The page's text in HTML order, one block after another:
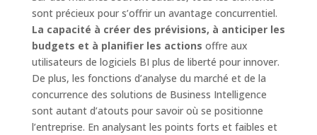
sont précieux pour s’offrir un avantage concurrentiel.
La capacité à créer des prévisions, à anticiper les
budgets et à planifier les actions offre aux
utilisateurs de logiciels BI plus de liberté pour innover.
De plus, les fonctions d’analyse du marché et de la
concurrence des solutions de Business Intelligence
sont autant d’atouts pour savoir où se positionne
l’entreprise. En analysant les points forts et faibles et